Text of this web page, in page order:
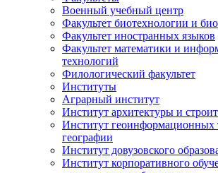
Военный учебный центр
Факультет биотехнологии и
Факультет иностранных языков
Факультет математики и
технологий
Филологический факультет
Институты
Аграрный институт
Институт архитектуры и
Институт геоинформационных
географии
Институт довузовского
Институт корпоративного